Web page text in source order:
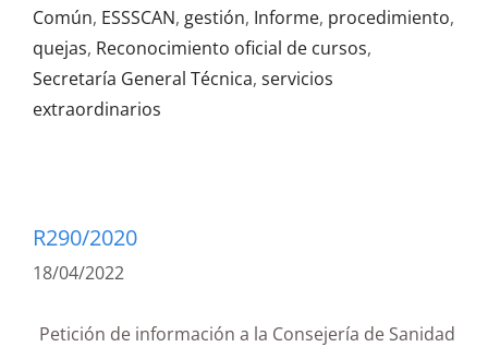
Común, ESSSCAN, gestión, Informe, procedimiento,
quejas, Reconocimiento oficial de cursos,
Secretaría General Técnica, servicios
extraordinarios
R290/2020
18/04/2022
Petición de información a la Consejería de Sanidad